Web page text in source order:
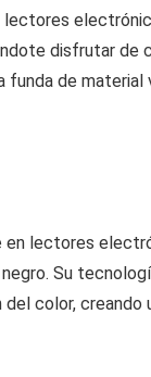
disfrutar de
funda de
lectores
Su
color, creando